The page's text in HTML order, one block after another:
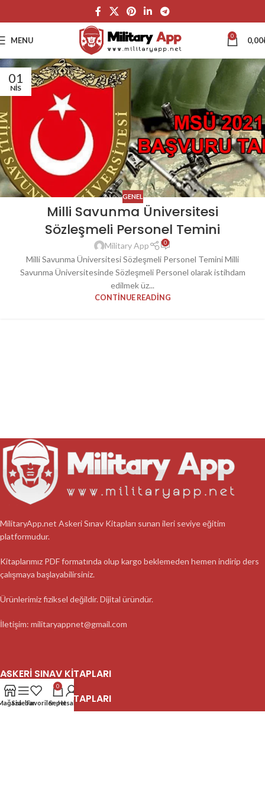
MENU 0 0,00
01
NIS
GENEL
Milli Savunma Üniversitesi
Sözleşmeli Personel Temini
Military App 0
Milli Savunma Üniversitesi Sözleşmeli Personel Temini Milli
Savunma Üniversitesinde Sözleşmeli Personel olarak istihdam
edilmek üz...
CONTINUE READING
MilitaryApp.net Askeri Sınav Kitapları sunan ileri seviye eğitim
platformudur.
Kitaplarımız PDF formatında olup kargo beklemeden hemen indirip ders
çalışmaya başlayabilirsiniz.
Ürünlerimiz fiziksel değildir. Dijital üründür.
İletişim: militaryappnet@gmail.com
ASKERI SINAV KITAPLARI
ASKERI SINAV KITAPLARI
SidebarFavoriler
0
SepetHesabım